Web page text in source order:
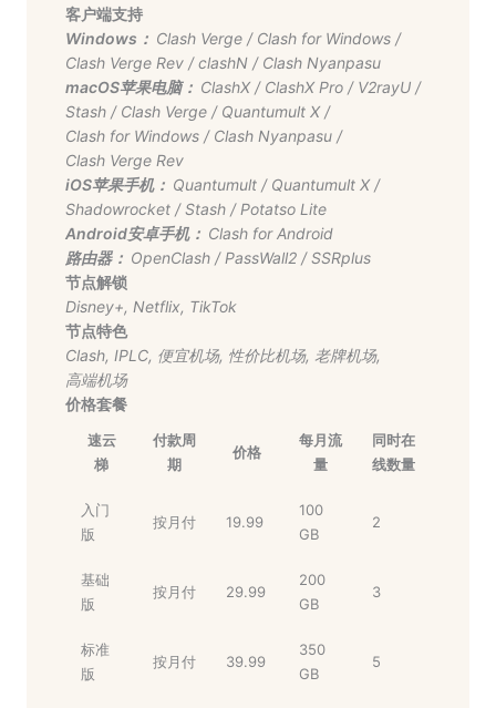
客户端支持
Windows： Clash Verge/ Clash for Windows/
Clash Verge Rev/clashN/ Clash Nyanpasu
macOS苹果电脑： ClashX/ ClashX Pro/ V2rayU/
Stash/ Clash Verge/ Quantumult X/
Clash for Windows/ Clash Nyanpasu/
Clash Verge Rev
iOS苹果手机： Quantumult/ Quantumult X/
Shadowrocket/Stash/ Potatso Lite
Android安卓手机： Clash for Android
路由器： OpenClash/ PassWall2/SSRplus
节点解锁
Disney+, Netflix, TikTok
节点特色
Clash, IPLC, 便宜机场, 性价比机场, 老牌机场,
高端机场
价格套餐
速云
梯
付款周
期
价格
每月流
量
同时在
线数量
入门
版
按月付 19.99
100
GB
2
基础
版
按月付 29.99
200
GB
3
标准
版
按月付 39.99
350
GB
5